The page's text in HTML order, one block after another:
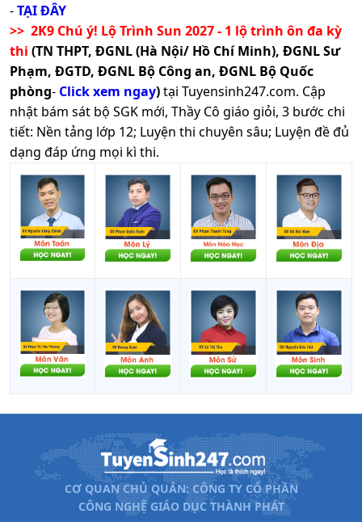
-TẠI ĐÂY
>> 2K9 Chú ý! Lộ Trình Sun 2027 - 1 lộ trình ôn đa kỳ
thi (TN THPT, ĐGNL (Hà Nội/ Hồ Chí Minh), ĐGNL Sư
Phạm, ĐGTD, ĐGNL Bộ Công an, ĐGNL Bộ Quốc
phòng- Click xem ngay)tại Tuyensinh247.com. Cập
nhật bám sát bộ SGK mới, Thầy Cô giáo giỏi, 3 bước chi
tiết: Nền tảng lớp 12; Luyện thi chuyên sâu; Luyện đề đủ
dạng đáp ứng mọi kì thi.
CƠ QUAN CHỦ QUẢN: CÔNG TY CỔ PHẦN
CÔNG NGHỆ GIÁO DỤC THÀNH PHÁT